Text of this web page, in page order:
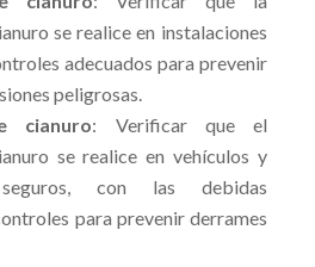
se realice en instalaciones
adecuados para prevenir
peligrosas.
cianuro: Verificar que el
se realice en vehículos y
seguros, con las debidas
para prevenir derrames